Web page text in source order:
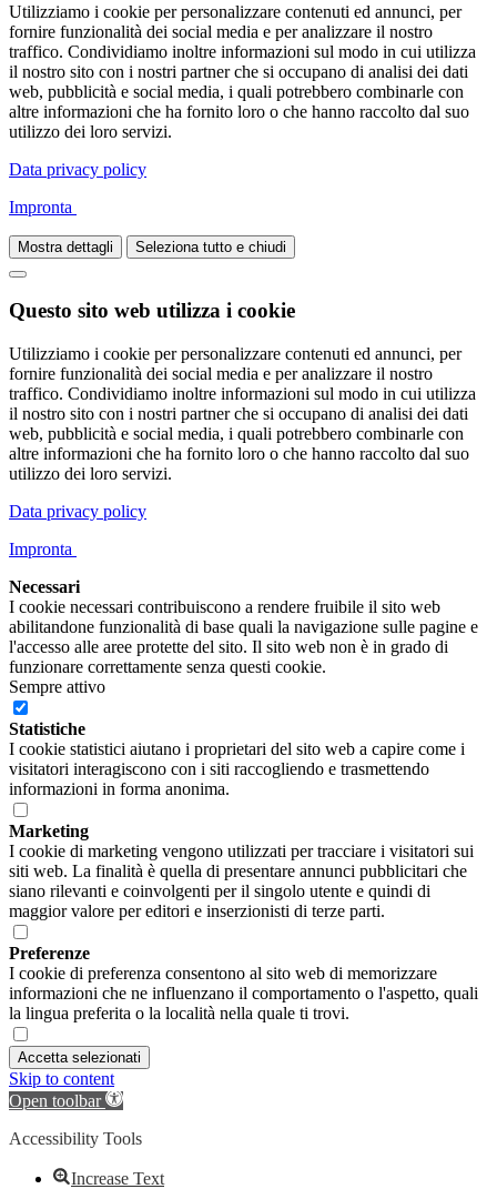
Utilizziamo i cookie per personalizzare contenuti ed annunci, per
fornire funzionalità dei social media e per analizzare il nostro
traffico. Condividiamo inoltre informazioni sul modo in cui utilizza
il nostro sito con i nostri partner che si occupano di analisi dei dati
web, pubblicità e social media, i quali potrebbero combinarle con
altre informazioni che ha fornito loro o che hanno raccolto dal suo
utilizzo dei loro servizi.
Data privacy policy
Impronta
Mostra dettagli Seleziona tutto e chiudi
Questo sito web utilizza i cookie
Utilizziamo i cookie per personalizzare contenuti ed annunci, per
fornire funzionalità dei social media e per analizzare il nostro
traffico. Condividiamo inoltre informazioni sul modo in cui utilizza
il nostro sito con i nostri partner che si occupano di analisi dei dati
web, pubblicità e social media, i quali potrebbero combinarle con
altre informazioni che ha fornito loro o che hanno raccolto dal suo
utilizzo dei loro servizi.
Data privacy policy
Impronta
Necessari
I cookie necessari contribuiscono a rendere fruibile il sito web
abilitandone funzionalità di base quali la navigazione sulle pagine e
l'accesso alle aree protette del sito. Il sito web non è in grado di
funzionare correttamente senza questi cookie.
Sempre attivo
Statistiche
I cookie statistici aiutano i proprietari del sito web a capire come i
visitatori interagiscono con i siti raccogliendo e trasmettendo
informazioni in forma anonima.
Marketing
I cookie di marketing vengono utilizzati per tracciare i visitatori sui
siti web. La finalità è quella di presentare annunci pubblicitari che
siano rilevanti e coinvolgenti per il singolo utente e quindi di
maggior valore per editori e inserzionisti di terze parti.
Preferenze
I cookie di preferenza consentono al sito web di memorizzare
informazioni che ne influenzano il comportamento o l'aspetto, quali
la lingua preferita o la località nella quale ti trovi.
Accetta selezionati
Skip to content
Open toolbar
Accessibility Tools
Increase Text